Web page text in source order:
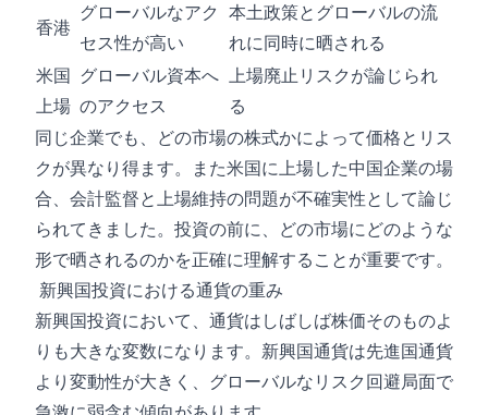
香港
グローバルなアク
セス性が高い
本土政策とグローバルの流
れに同時に晒される
米国
上場
グローバル資本へ
のアクセス
上場廃止リスクが論じられ
る
同じ企業でも、どの市場の株式かによって価格とリス
クが異なり得ます。また米国に上場した中国企業の場
合、会計監督と上場維持の問題が不確実性として論じ
られてきました。投資の前に、どの市場にどのような
形で晒されるのかを正確に理解することが重要です。
新興国投資における通貨の重み
新興国投資において、通貨はしばしば株価そのものよ
りも大きな変数になります。新興国通貨は先進国通貨
より変動性が大きく、グローバルなリスク回避局面で